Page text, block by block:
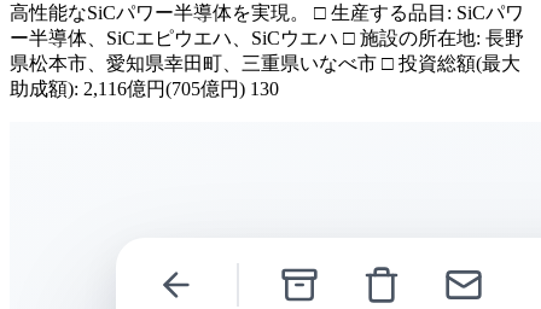
高性能なSiCパワー半導体を実現。 □ 生産する品目: SiCパワ
ー半導体、SiCエピウエハ、SiCウエハ □ 施設の所在地: 長野
県松本市、愛知県幸田町、三重県いなべ市 □ 投資総額(最大
助成額): 2,116億円(705億円) 130